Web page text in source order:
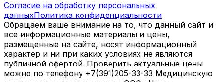
Согласие на обработку персональных
данныхПолитика конфиденциальности
Обращаем ваше внимание на то, что данный сайт и
все информационные материалы и цены,
размещенные на сайте, носят информационный
характер и ни при каких условиях не являются
публичной офертой. Проверить актуальные цены
можно по телефону +7(391)205-33-33 Медицинскую